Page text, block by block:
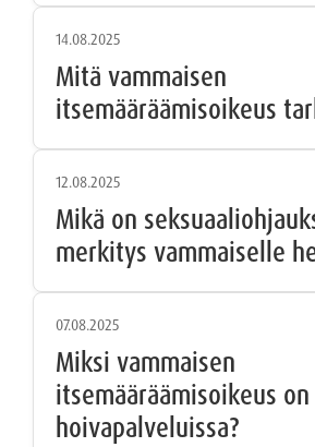
14.08.2025
Mitä vammaisen
itsemääräämisoikeus
12.08.2025
Mikä on
merkitys vammaiselle
07.08.2025
Miksi vammaisen
itsemääräämisoikeus
hoivapalveluissa?